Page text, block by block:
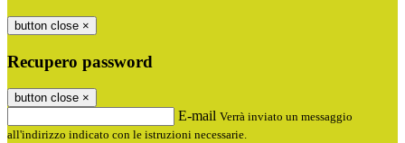
button close ×
Recupero password
button close ×
E-mail Verrà inviato un messaggio
all'indirizzo indicato con le istruzioni necessarie.